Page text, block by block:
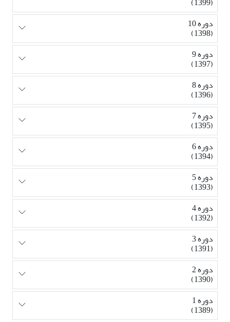
دوره 10
(1398)
دوره 9
(1397)
دوره 8
(1396)
دوره 7
(1395)
دوره 6
(1394)
دوره 5
(1393)
دوره 4
(1392)
دوره 3
(1391)
دوره 2
(1390)
دوره 1
(1389)